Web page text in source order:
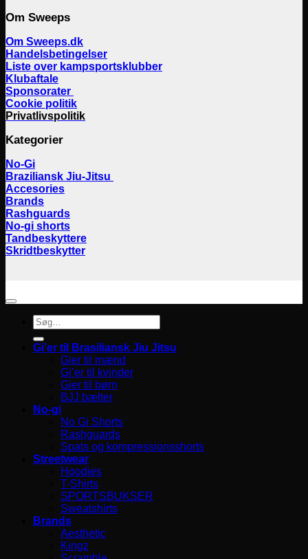
Om Sweeps
Om Sweeps.dk
Handelsbetingelser
Liste over kampsportsklubber
Klubaftale
Sponsorater
Cookie politik
Privatlivspolitik
Kategorier
No-Gi
Braziliansk Jiu-Jitsu
Accesories
Brands
Rashguards
No-gi shorts
Tandbeskyttere
Skridtbeskytter
Søg
efter:
Gi’er til Brasiliansk Jiu Jitsu
Gier til mænd
Gi’er til kvinder
Gier til børn
BJJ bælter
No-gi
No Gi Shorts
Rashguards
Spats og kompressionsshorts
Streetwear
Hoodies
T-Shirts
SPORTSBUKSER
Sweatshirts
Brands
Aesthetic
Kingz